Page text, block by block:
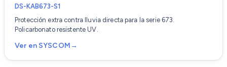
DS-KAB673-S1
Protección extra contra lluvia directa para la serie 673.
Policarbonato resistente UV.
Ver en SYSCOM